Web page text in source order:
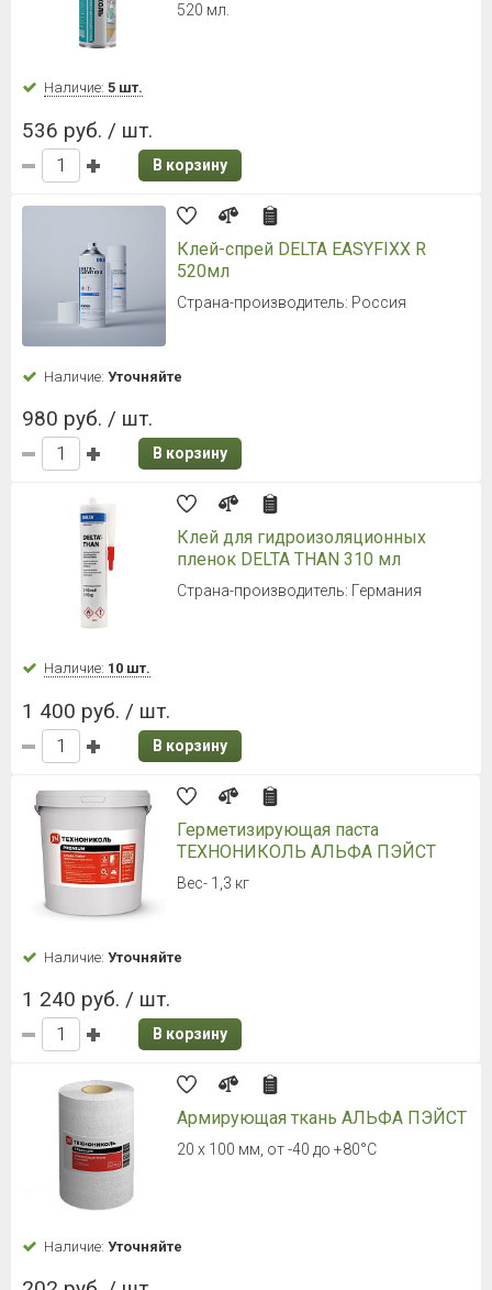
520 мл.
Наличие: 5 шт.
536 руб. / шт.
В корзину
Клей-спрей DELTA EASYFIXX R
520мл
Страна-производитель: Россия
Наличие: Уточняйте
980 руб. / шт.
В корзину
Клей для гидроизоляционных
пленок DELTA THAN 310 мл
Страна-производитель: Германия
Наличие: 10 шт.
1 400 руб. / шт.
В корзину
Герметизирующая паста
ТЕХНОНИКОЛЬ АЛЬФА ПЭЙСТ
Вес- 1,3 кг
Наличие: Уточняйте
1 240 руб. / шт.
В корзину
Армирующая ткань АЛЬФА ПЭЙСТ
20 х 100 мм, от -40 до +80°C
Наличие: Уточняйте